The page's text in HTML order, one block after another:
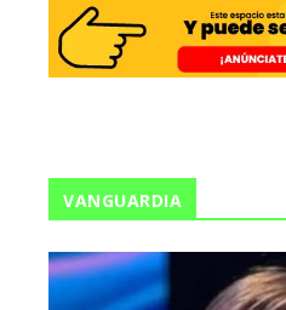
VANGUARDIA